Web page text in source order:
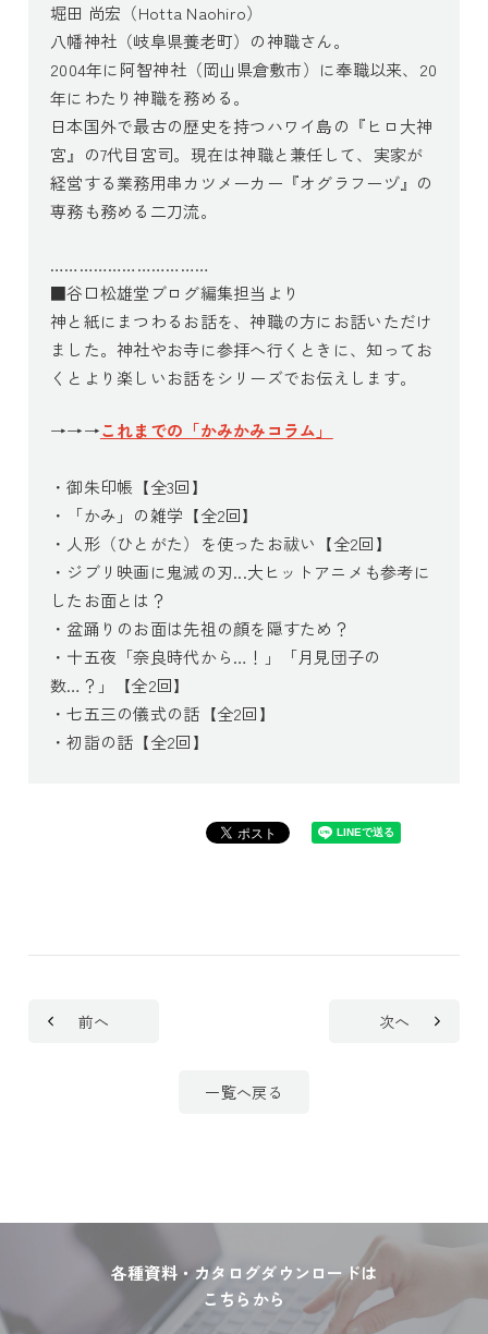
堀田 尚宏（Hotta Naohiro）
八幡神社（岐阜県養老町）の神職さん。
2004年に阿智神社（岡山県倉敷市）に奉職以来、20
年にわたり神職を務める。
日本国外で最古の歴史を持つハワイ島の『ヒロ大神
宮』の7代目宮司。現在は神職と兼任して、実家が
経営する業務用串カツメーカー『オグラフーヅ』の
専務も務める二刀流。
……………………………
■谷口松雄堂ブログ編集担当より
神と紙にまつわるお話を、神職の方にお話いただけ
ました。神社やお寺に参拝へ行くときに、知ってお
くとより楽しいお話をシリーズでお伝えします。
→→→これまでの「かみかみコラム」
・御朱印帳【全3回】
・「かみ」の雑学【全2回】
・人形（ひとがた）を使ったお祓い【全2回】
・ジブリ映画に鬼滅の刃...大ヒットアニメも参考に
したお面とは？
・盆踊りのお面は先祖の顔を隠すため？
・十五夜「奈良時代から…！」「月見団子の
数…？」【全2回】
・七五三の儀式の話【全2回】
・初詣の話【全2回】
前へ
一覧へ戻る
次へ
各種資料・カタログダウンロードは
こちらから